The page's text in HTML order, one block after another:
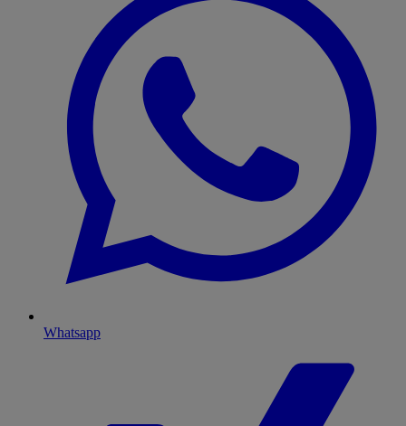
Whatsapp